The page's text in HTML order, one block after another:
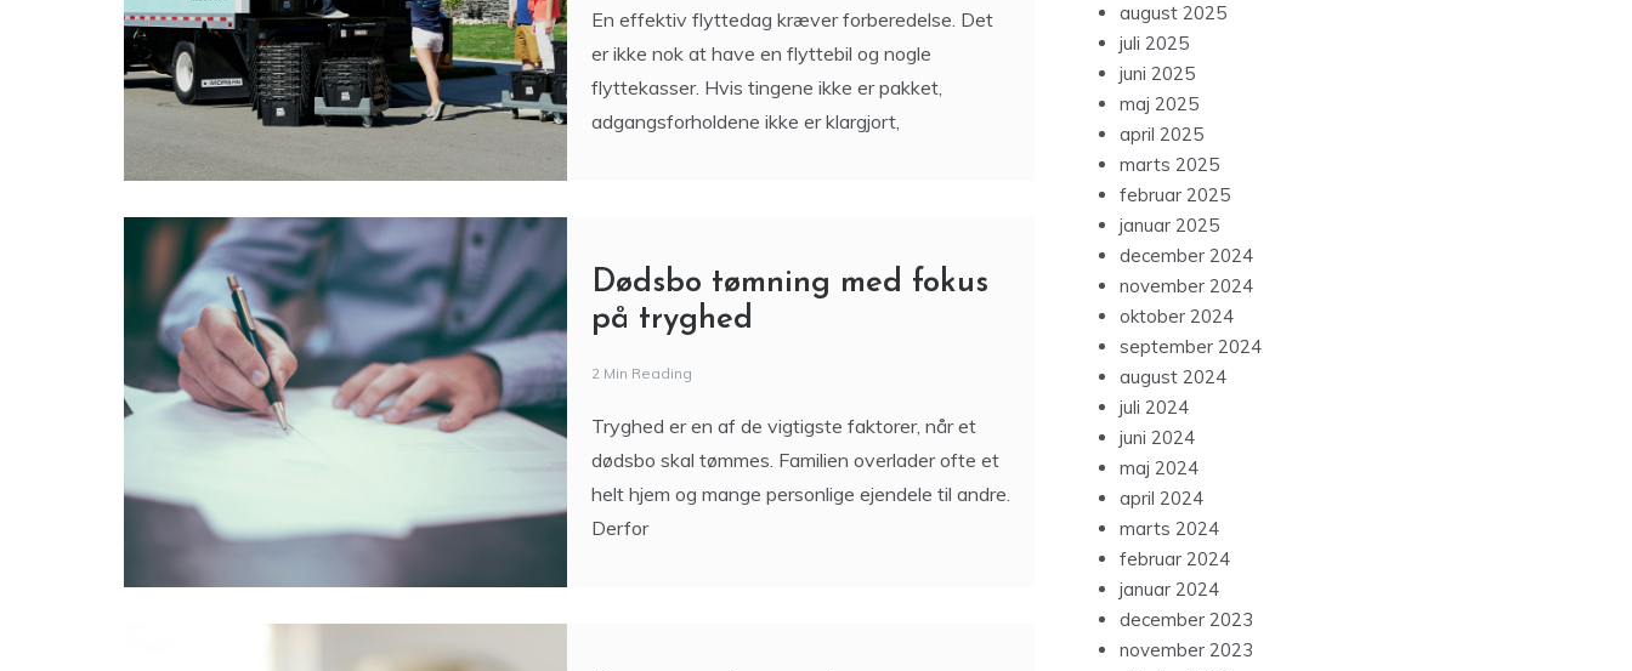
er ikke nok at have en flyttebil og nogle
flyttekasser. Hvis tingene ikke er pakket,
adgangsforholdene ikke er klargjort,
på tryghed
dødsbo skal tømmes. Familien overlader ofte et
helt hjem og mange personlige ejendele til andre.
Derfor
juli 2025
juni 2025
maj 2025
april 2025
marts 2025
februar 2025
januar 2025
december 2024
november 2024
oktober 2024
september 2024
august 2024
juli 2024
juni 2024
maj 2024
april 2024
marts 2024
februar 2024
januar 2024
december 2023
november 2023
oktober 2023